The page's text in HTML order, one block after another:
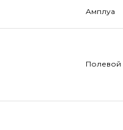
Амплуа
Полевой